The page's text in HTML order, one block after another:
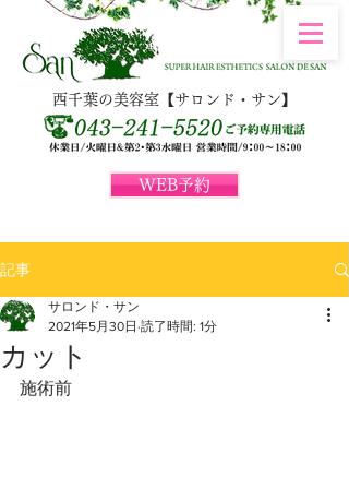
WEB予約
西千葉の美容室【サロンド・サン】
記事
カット
サロンド・サン
2021年5月30日 読了時間: 1分
施術前